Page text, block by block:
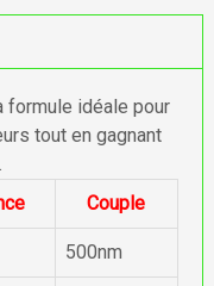
formule idéale pour
tout en gagnant
Couple
500nm